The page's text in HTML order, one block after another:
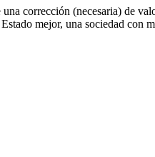
corrección (necesaria) de
mejor, una sociedad con